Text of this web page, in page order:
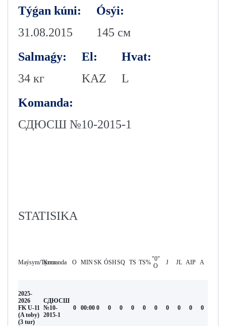
Týǵan kúni:
31.08.2015
Ósýi:
145 см
Salmaǵy:
34 кг
El:
KAZ
Hvat:
L
Komanda:
СДЮСШ №10-2015-1
STATISIKA
Maýsym/TýrnırKomanda O MINSK ÓSHSQ TS TS%"0"
O
J JL AIP А
2025-
2026
FK U-11
(A toby)
(3 tur)
СДЮСШ
№10-
2015-1
0 00:00 0 0 0 0 0 0 0 0 0 0